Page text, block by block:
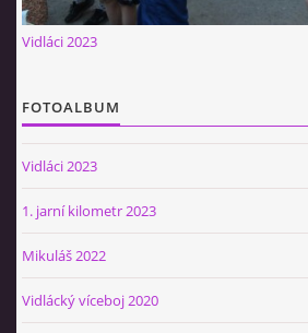
Šafránka 182E
petr.jerousek@vinium.cz
Vidláci 2023
FOTOALBUM
Vidláci 2023
1. jarní kilometr 2023
Mikuláš 2022
Vidlácký víceboj 2020